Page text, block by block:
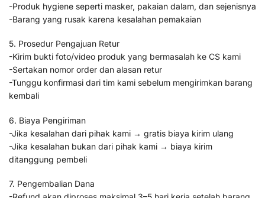
-Produk hygiene seperti masker, pakaian dalam, dan sejenisnya
-Barang yang rusak karena kesalahan pemakaian
5. Prosedur Pengajuan Retur
-Kirim bukti foto/video produk yang bermasalah ke CS kami
-Sertakan nomor order dan alasan retur
-Tunggu konfirmasi dari tim kami sebelum mengirimkan barang
kembali
6. Biaya Pengiriman
-Jika kesalahan dari pihak kami → gratis biaya kirim ulang
-Jika kesalahan bukan dari pihak kami → biaya kirim
ditanggung pembeli
7. Pengembalian Dana